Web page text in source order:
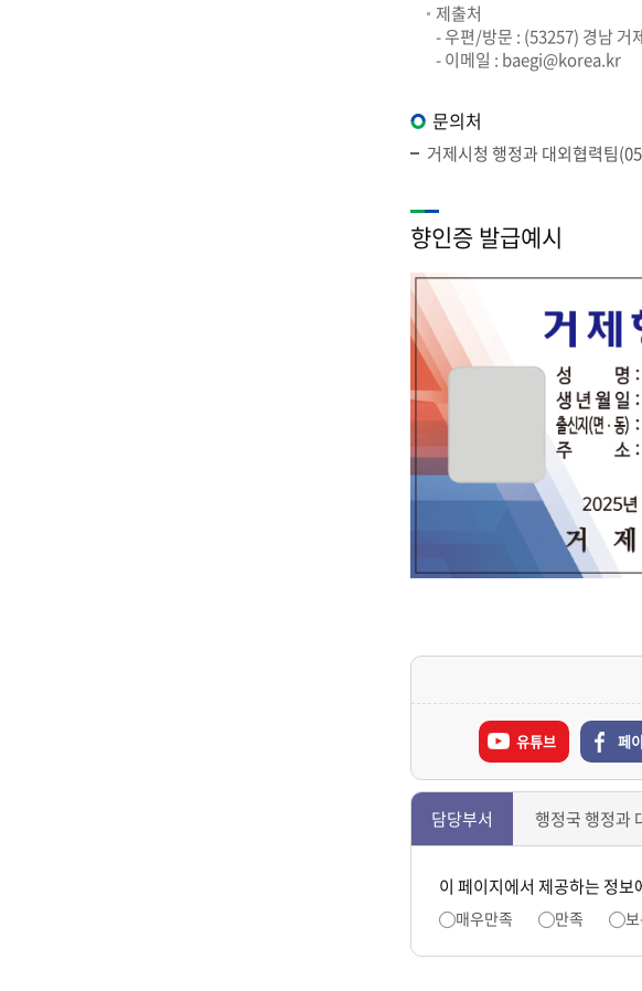
제출처
- 우편/방문 : (53257) 경남 거
- 이메일 : baegi@korea.kr
문의처
거제시청 행정과 대외협력팀
향인증 발급예시
유튜브 페
담당부서 행정국 행정과
이 페이지에서 제공하는 정
매우만족 만족